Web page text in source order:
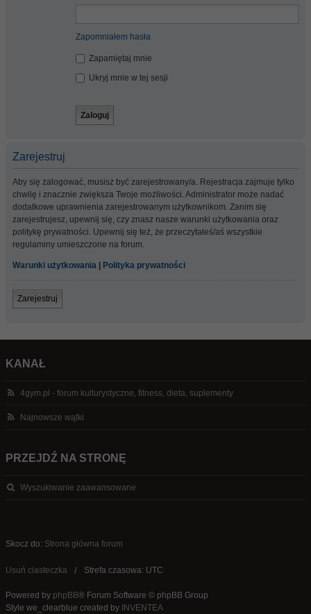
Zapomniałem hasła
Zapamiętaj mnie
Ukryj mnie w tej sesji
Zarejestruj
Aby się zalogować, musisz być zarejestrowany/a. Rejestracja zajmuje tylko
chwilę i znacznie zwiększa Twoje możliwości. Administrator może nadać
dodatkowe uprawnienia zarejestrowanym użytkownikom. Zanim się
zarejestrujesz, upewnij się, czy znasz nasze warunki użytkowania oraz
politykę prywatności. Upewnij się też, że przeczytałeś/aś wszystkie
regulaminy umieszczone na forum.
Warunki użytkowania Polityka prywatności
Zarejestruj
KANAŁ
4gym.pl - forum kulturystyczne, fitness, dieta, suplementy
Najnowsze wątki
PRZEJDŹ NA STRONĘ
Wyszukiwanie zaawansowane
Skocz do: Strona główna forum
Usuń ciasteczka Strefa czasowa: UTC
Powered by phpBB® Forum Software © phpBB Group
Style we_clearblue created by INVENTEA